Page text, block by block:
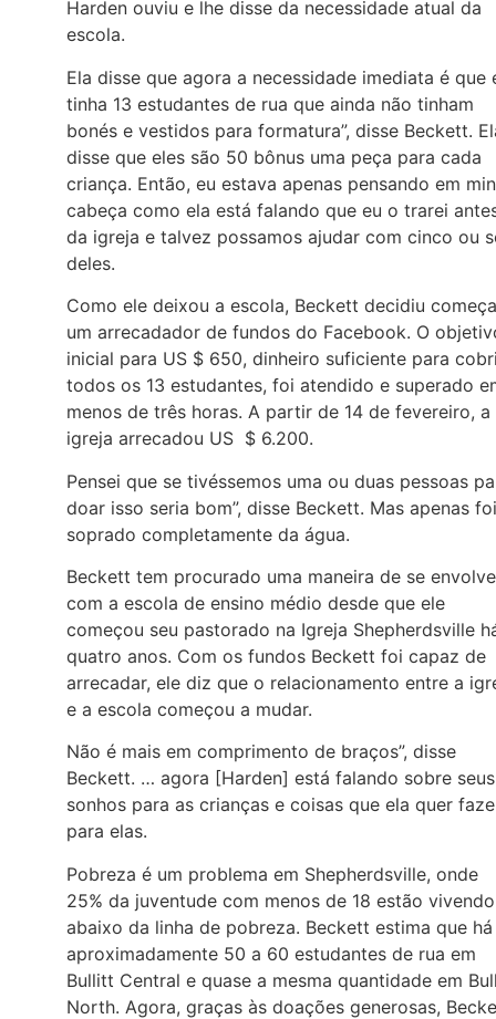
Harden ouviu e lhe disse da necessidade atual da
escola.
Ela disse que agora a necessidade imediata é que
tinha 13 estudantes de rua que ainda não tinham
bonés e vestidos para formatura”, disse Beckett.
disse que eles são 50 bônus uma peça para cada
criança. Então, eu estava apenas pensando em
cabeça como ela está falando que eu o trarei
da igreja e talvez possamos ajudar com cinco ou
deles.
Como ele deixou a escola, Beckett decidiu
um arrecadador de fundos do Facebook. O
inicial para US $ 650, dinheiro suficiente para
todos os 13 estudantes, foi atendido e superado
menos de três horas. A partir de 14 de fevereiro, a
igreja arrecadou US $ 6.200.
Pensei que se tivéssemos uma ou duas pessoas
doar isso seria bom”, disse Beckett. Mas apenas foi
soprado completamente da água.
Beckett tem procurado uma maneira de se
com a escola de ensino médio desde que ele
começou seu pastorado na Igreja Shepherdsville
quatro anos. Com os fundos Beckett foi capaz de
arrecadar, ele diz que o relacionamento entre a
e a escola começou a mudar.
Não é mais em comprimento de braços”, disse
Beckett. … agora [Harden] está falando sobre seus
sonhos para as crianças e coisas que ela quer
para elas.
Pobreza é um problema em Shepherdsville, onde
25% da juventude com menos de 18 estão vivendo
abaixo da linha de pobreza. Beckett estima que há
aproximadamente 50 a 60 estudantes de rua em
Bullitt Central e quase a mesma quantidade em
North. Agora, graças às doações generosas,